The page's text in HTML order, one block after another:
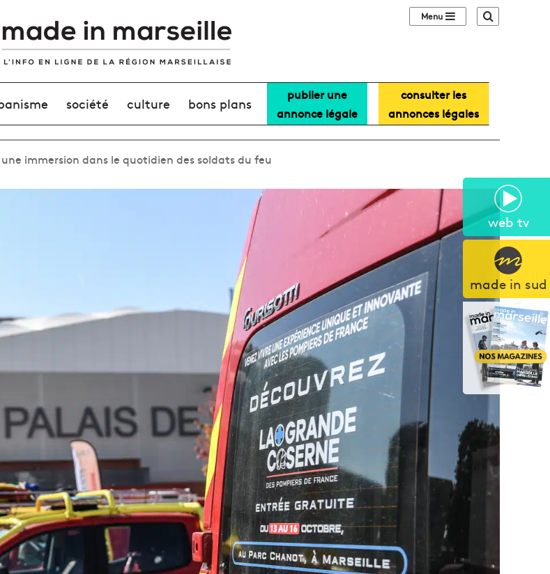
web tv
made in sud
Sidebar (barre
société culture bons plans
publier une
annonce légale
consulter les
annonces légales
immersion dans le quotidien des soldats du feu